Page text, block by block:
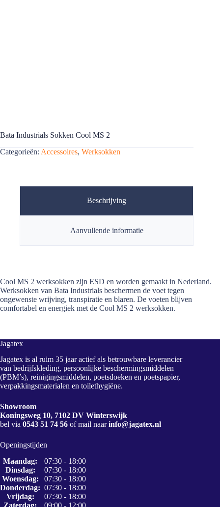
Bata Industrials Sokken Cool MS 2
Categorieën: Accessoires, Werksokken
Beschrijving
Aanvullende informatie
Cool MS 2 werksokken zijn ESD en worden gemaakt in Nederland.
Werksokken van Bata Industrials beschermen de voet tegen
ongewenste wrijving, transpiratie en blaren. De voeten blijven
comfortabel en energiek met de Cool MS 2 werksokken.
Jagatex
Jagatex is al ruim 35 jaar actief als betrouwbare leverancier
van bedrijfskleding, persoonlijke beschermingsmiddelen
(PBM’s), reinigingsmiddelen, poetsdoeken en poetspapier,
verpakkingsmaterialen en toilethygiëne.
Showroom
Koningsweg 10, 7102 DV Winterswijk
bel via 0543 51 74 56 of mail naarinfo@jagatex.nl
Openingstijden
Maandag:
07:30 - 18:00
Dinsdag:
07:30 - 18:00
Woensdag:
07:30 - 18:00
Donderdag: 07:30 - 18:00
Vrijdag:
07:30 - 18:00